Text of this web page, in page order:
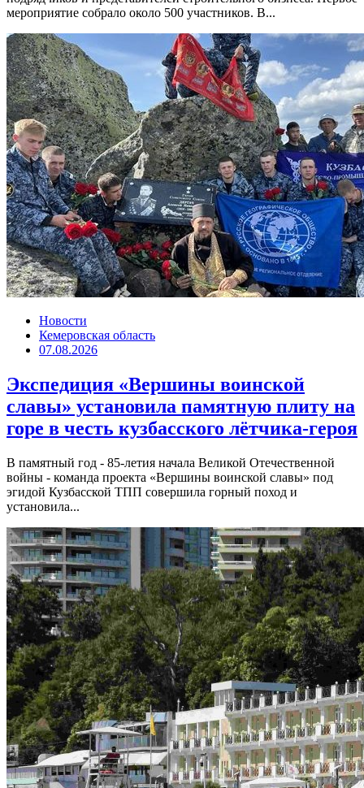
мероприятие собрало около 500 участников. В...
Новости
Кемеровская область
07.08.2026
Экспедиция «Вершины воинской
славы» установила памятную плиту на
горе в честь кузбасского лётчика-героя
В памятный год - 85-летия начала Великой Отечественной
войны - команда проекта «Вершины воинской славы» под
эгидой Кузбасской ТПП совершила горный поход и
установила...